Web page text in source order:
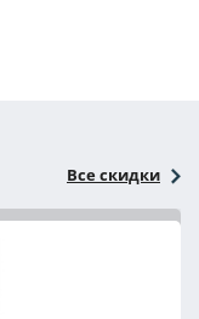
Все скидки